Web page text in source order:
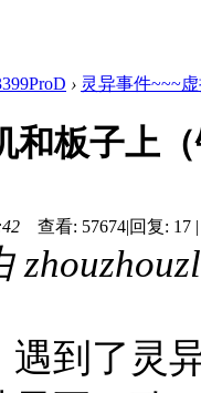
› 灵异事件~~~
和板子上
查看: 57674|回复: 17 |
到了灵